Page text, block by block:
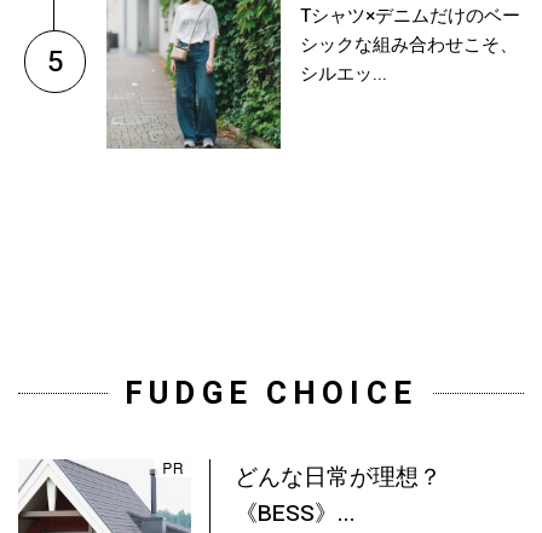
5
Tシャツ×デニムだけのベー
シックな組み合わせこそ、
シルエッ...
FUDGE CHOICE
どんな日常が理想？
《BESS》...